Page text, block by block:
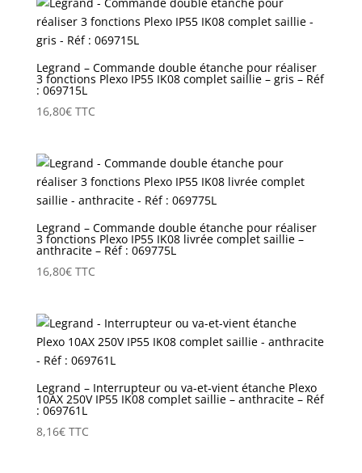
Legrand – Commande double étanche pour réaliser
3 fonctions Plexo IP55 IK08 complet saillie – gris – Réf
: 069715L
16,80€ TTC
Legrand – Commande double étanche pour réaliser
3 fonctions Plexo IP55 IK08 livrée complet saillie –
anthracite – Réf : 069775L
16,80€ TTC
Legrand – Interrupteur ou va-et-vient étanche Plexo
10AX 250V IP55 IK08 complet saillie – anthracite – Réf
: 069761L
8,16€ TTC